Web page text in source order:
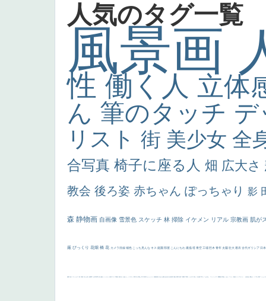
人気のタグ一覧
風景画
性 働く人 立体
ん 筆のタッチ
リスト 街 美少女 全
合写真 椅子に座る人 畑 広大さ
教会 後ろ姿 赤ちゃん ぽっちゃり 影
森 静物画 自画像 雪景色 スケッチ 林 掃除 イケメン リアル 宗教画 肌が
厳 びっくり 花畑 橋 花 カメラ目線 補色 こっち見んな キス 庭園 部屋 こんにちわ 素描 塔 青空 工場 巨木 青年 太陽 壮大 着衣 古代ギリシア 日
画質 last ヴィーナス 剣 白人少女 食事中 山本芳翠 麦 alciato ハーレム 女神 ローマ教皇 奥行き 火起こし シスター 東方の三博士 114514 かっこいい 受胎告知 天から覗き込む顔 設計図 挿絵 群衆 親子 裸婦 可愛い ピサロ ＃名画で学ぶ「たるみ」 ニーソックス 躍動感 黄色 こわい コート 畦道 レンブラント・ sekkusu 暖かい バブみ 靴下 ショッ